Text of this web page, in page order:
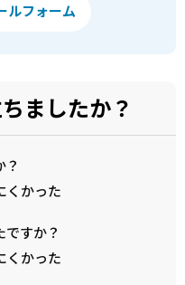
ルフォーム
ましたか？
くかった
すか？
くかった